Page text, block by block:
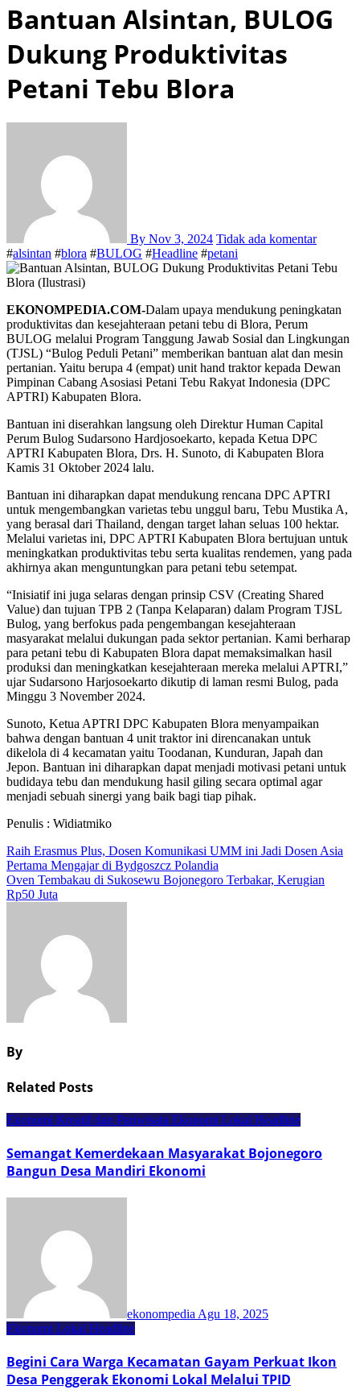
Bantuan Alsintan, BULOG
Dukung Produktivitas
Petani Tebu Blora
By Nov 3, 2024 Tidak ada komentar
#alsintan #blora #BULOG #Headline #petani
EKONOMPEDIA.COM-Dalam upaya mendukung peningkatan
produktivitas dan kesejahteraan petani tebu di Blora, Perum
BULOG melalui Program Tanggung Jawab Sosial dan Lingkungan
(TJSL) “Bulog Peduli Petani” memberikan bantuan alat dan mesin
pertanian. Yaitu berupa 4 (empat) unit hand traktor kepada Dewan
Pimpinan Cabang Asosiasi Petani Tebu Rakyat Indonesia (DPC
APTRI) Kabupaten Blora.
Bantuan ini diserahkan langsung oleh Direktur Human Capital
Perum Bulog Sudarsono Hardjosoekarto, kepada Ketua DPC
APTRI Kabupaten Blora, Drs. H. Sunoto, di Kabupaten Blora
Kamis 31 Oktober 2024 lalu.
Bantuan ini diharapkan dapat mendukung rencana DPC APTRI
untuk mengembangkan varietas tebu unggul baru, Tebu Mustika A,
yang berasal dari Thailand, dengan target lahan seluas 100 hektar.
Melalui varietas ini, DPC APTRI Kabupaten Blora bertujuan untuk
meningkatkan produktivitas tebu serta kualitas rendemen, yang pada
akhirnya akan menguntungkan para petani tebu setempat.
“Inisiatif ini juga selaras dengan prinsip CSV (Creating Shared
Value) dan tujuan TPB 2 (Tanpa Kelaparan) dalam Program TJSL
Bulog, yang berfokus pada pengembangan kesejahteraan
masyarakat melalui dukungan pada sektor pertanian. Kami berharap
para petani tebu di Kabupaten Blora dapat memaksimalkan hasil
produksi dan meningkatkan kesejahteraan mereka melalui APTRI,”
ujar Sudarsono Harjosoekarto dikutip di laman resmi Bulog, pada
Minggu 3 November 2024.
Sunoto, Ketua APTRI DPC Kabupaten Blora menyampaikan
bahwa dengan bantuan 4 unit traktor ini direncanakan untuk
dikelola di 4 kecamatan yaitu Toodanan, Kunduran, Japah dan
Jepon. Bantuan ini diharapkan dapat menjadi motivasi petani untuk
budidaya tebu dan mendukung hasil giling secara optimal agar
menjadi sebuah sinergi yang baik bagi tiap pihak.
Penulis : Widiatmiko
Navigasi
pos
Raih Erasmus Plus, Dosen Komunikasi UMM ini Jadi Dosen Asia
Pertama Mengajar di Bydgoszcz Polandia
Oven Tembakau di Sukosewu Bojonegoro Terbakar, Kerugian
Rp50 Juta
By
Related Posts
Ekonomi Kreatif dan Pariwisata Ekonomi Lokal Headline
Semangat Kemerdekaan Masyarakat Bojonegoro
Bangun Desa Mandiri Ekonomi
ekonompedia Agu 18, 2025
Ekonomi Lokal Headline
Begini Cara Warga Kecamatan Gayam Perkuat Ikon
Desa Penggerak Ekonomi Lokal Melalui TPID